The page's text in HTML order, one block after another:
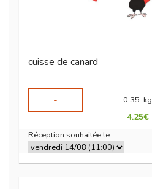
cuisse de canard
-
0.35 kg
4.25€
Réception souhaitée le